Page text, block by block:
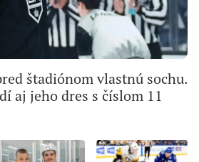
štadiónom vlastnú sochu.
aj jeho dres s číslom 11